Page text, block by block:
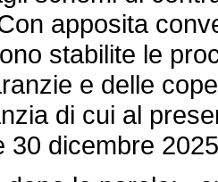
apposita
stabilite le
e delle
di cui al
30 dicembre